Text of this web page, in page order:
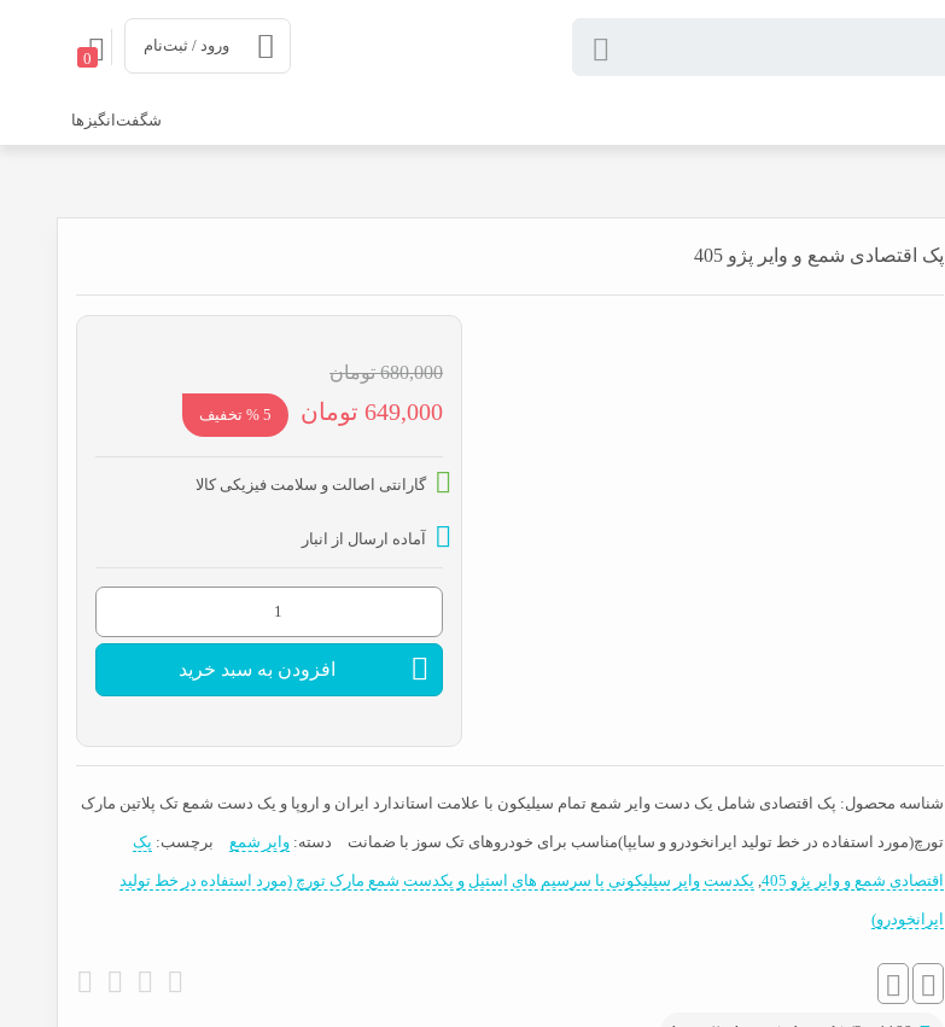
0
ورود / ثبت‌نام
شگفت‌انگیزها
پک اقتصادی شمع و وایر پژو 405
680,000 تومان
قیمت
680,000 تومان
بود.
649,000 تومان 5 % تخفیف
گارانتی اصالت و سلامت فیزیکی کالا
آماده ارسال از انبار
اقتصادی
شمع
پژو
عدد
افزودن به سبد خرید
شناسه محصول: پک اقتصادی شامل یک دست وایر شمع تمام سیلیکون با علامت استاندارد ایران و اروپا و یک دست شمع تک پلاتین مارک
تورچ(مورد استفاده در خط تولید ایرانخودرو و سایپا)مناسب برای خودروهای تک سوز با ضمانت دسته:وایر شمع برچسب: پک
اقتصادی شمع و وایر پژو 405 , یکدست وایر سیلیکونی با سرسیم های استیل و یکدست شمع مارک تورچ (مورد استفاده در خط تولید
ایرانخودرو)